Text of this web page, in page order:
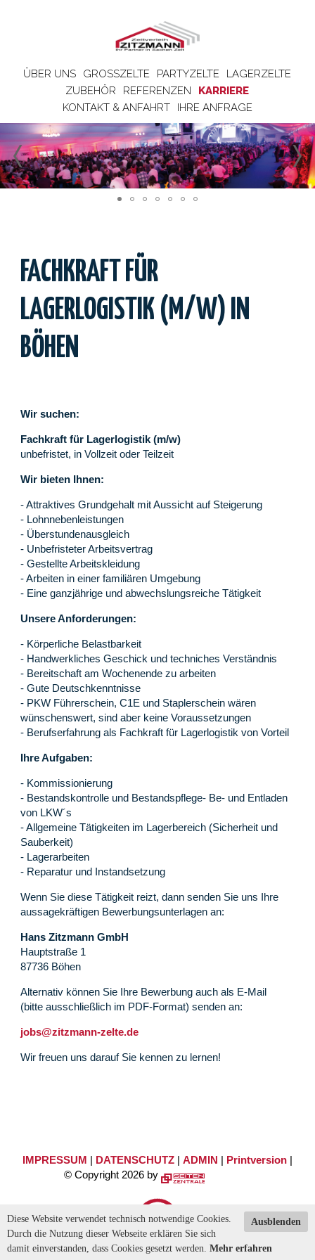
ÜBER UNS GROSSZELTE PARTYZELTE
LAGERZELTE
ZUBEHÖR
REFERENZEN
KARRIERE
KONTAKT & ANFAHRT
IHRE ANFRAGE
FACHKRAFT FÜR
LAGERLOGISTIK (M/W) IN
BÖHEN
Wir suchen:
Fachkraft für Lagerlogistik (m/w)
unbefristet, in Vollzeit oder Teilzeit
Wir bieten Ihnen:
- Attraktives Grundgehalt mit Aussicht auf Steigerung
- Lohnnebenleistungen
- Überstundenausgleich
- Unbefristeter Arbeitsvertrag
- Gestellte Arbeitskleidung
- Arbeiten in einer familiären Umgebung
- Eine ganzjährige und abwechslungsreiche Tätigkeit
Unsere Anforderungen:
- Körperliche Belastbarkeit
- Handwerkliches Geschick und techniches Verständnis
- Bereitschaft am Wochenende zu arbeiten
- Gute Deutschkenntnisse
- PKW Führerschein, C1E und Staplerschein wären
wünschenswert, sind aber keine Voraussetzungen
- Berufserfahrung als Fachkraft für Lagerlogistik von Vorteil
Ihre Aufgaben:
- Kommissionierung
- Bestandskontrolle und Bestandspflege- Be- und Entladen
von LKW´s
- Allgemeine Tätigkeiten im Lagerbereich (Sicherheit und
Sauberkeit)
- Lagerarbeiten
- Reparatur und Instandsetzung
Wenn Sie diese Tätigkeit reizt, dann senden Sie uns Ihre
aussagekräftigen Bewerbungsunterlagen an:
Hans Zitzmann GmbH
Hauptstraße 1
87736 Böhen
Alternativ können Sie Ihre Bewerbung auch als E-Mail
(bitte ausschließlich im PDF-Format) senden an:
jobs@zitzmann-zelte.de
Wir freuen uns darauf Sie kennen zu lernen!
IMPRESSUM | DATENSCHUTZ| ADMIN | Printversion|
© Copyright 2026 by
Ausblenden
Diese Website verwendet technisch notwendige Cookies.
Durch die Nutzung dieser Webseite erklären Sie sich
damit einverstanden, dass Cookies gesetzt werden. Mehr erfahren